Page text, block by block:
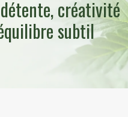
créativité
subtil